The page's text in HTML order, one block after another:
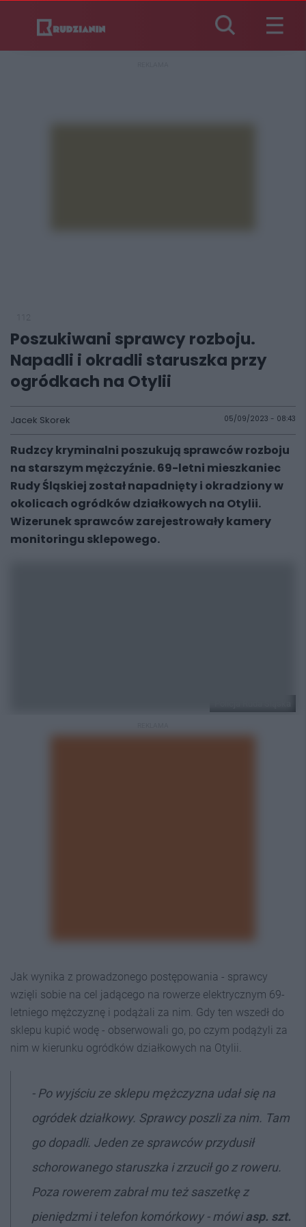
Poszukiwani sprawcy rozboju.
Napadli i okradli staruszka przy
ogródkach na Otylii
Jacek Skorek 05/09/2023 - 08:43
Rudzcy kryminalni poszukują sprawców rozboju
na starszym mężczyźnie. 69-letni mieszkaniec
Rudy Śląskiej został napadnięty i okradziony w
okolicach ogródków działkowych na Otylii.
Wizerunek sprawców zarejestrowały kamery
monitoringu sklepowego.
Jak wynika z prowadzonego postępowania - sprawcy
wzięli sobie na cel jadącego na rowerze elektrycznym 69-
letniego mężczyznę i podążali za nim. Gdy ten wszedł do
sklepu kupić wodę - obserwowali go, po czym podążyli za
nim w kierunku ogródków działkowych na Otylii.
- Po wyjściu ze sklepu mężczyzna udał się na
ogródek działkowy. Sprawcy poszli za nim. Tam
go dopadli. Jeden ze sprawców przydusił
schorowanego staruszka i zrzucił go z roweru.
Poza rowerem zabrał mu też saszetkę z
pieniędzmi i telefon komórkowy - mówiasp. szt.